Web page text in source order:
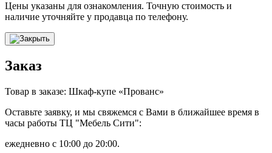
Цены указаны для ознакомления. Точную стоимость и
наличие уточняйте у продавца по телефону.
Заказ
Товар в заказе: Шкаф-купе «Прованс»
Оставьте заявку, и мы свяжемся с Вами в ближайшее время в
часы работы ТЦ "Мебель Сити":
ежедневно с 10:00 до 20:00.